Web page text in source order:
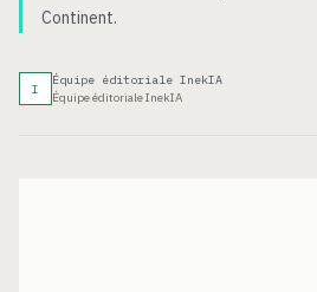
Continent.
I
Équipe éditoriale InekIA
Équipe éditoriale InekIA